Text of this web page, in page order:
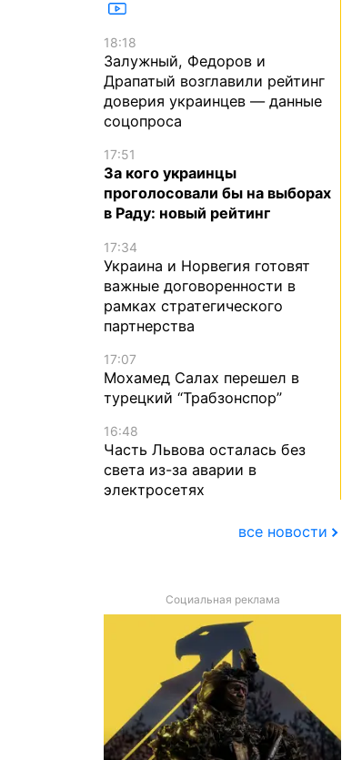
18:18
Залужный, Федоров и
Драпатый возглавили рейтинг
доверия украинцев — данные
соцопроса
17:51
За кого украинцы
проголосовали бы на выборах
в Раду: новый рейтинг
17:34
Украина и Норвегия готовят
важные договоренности в
рамках стратегического
партнерства
17:07
Мохамед Салах перешел в
турецкий “Трабзонспор”
16:48
Часть Львова осталась без
света из-за аварии в
электросетях
все новости
Социальная реклама